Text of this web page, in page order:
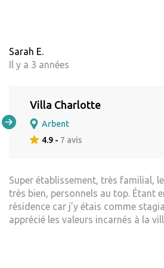
Sarah E.
Il y a 3 années
Villa Charlotte
Arbent
4.9 - 7 avis
Super établissement, très familial,
très bien, personnels au top. Étant
résidence car j’y étais comme
apprécié les valeurs incarnés à la